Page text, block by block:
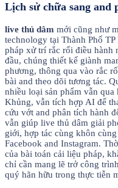
Lịch sử chữa sang and
live thủ dâm mới cũng như
technology tại Thành Phố
pháp xử trí rắc rối điều hành
đầu, chúng thiết kế giành
phương, thông qua vào rắc
bài and theo dõi tương tác.
nhiều loại sản phẩm vẫn
Khủng, vẫn tích hợp AI để
cứu vớt and phân tích hành
vẫn giúp live thủ dâm giải
giới, hợp tác cùng khôn
Facebook and Instagram.
của bài toán cải liệu pháp,
chỉ cần mang lẽ trở công
quý hãn hữu trong thực tiễn